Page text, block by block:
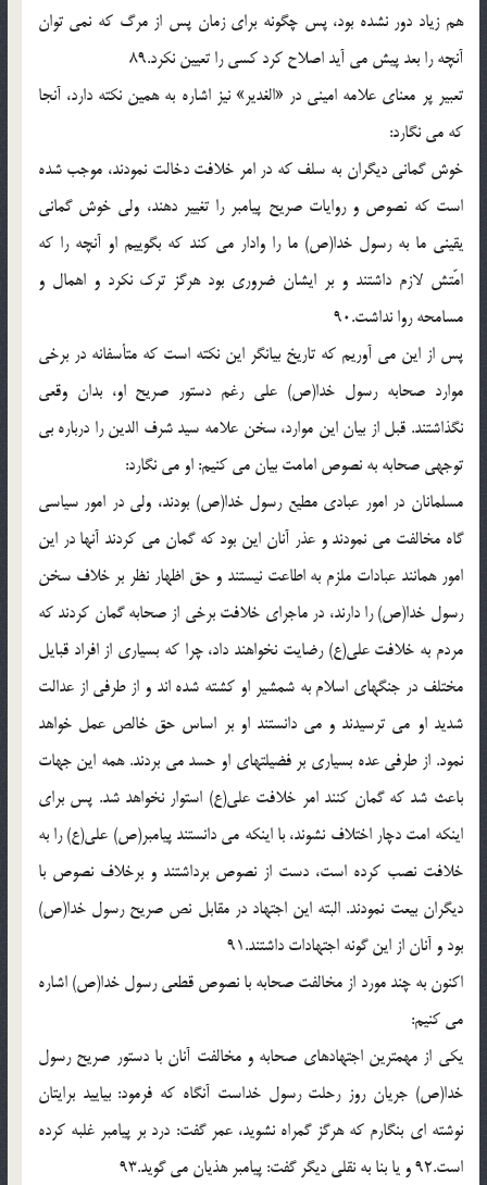
هم زياد دور نشده بود، پس چگونه براى زمان پس از مرگ كه نمى توان
آنچه را بعد پيش مى آيد اصلاح كرد كسى را تعيين نكرد.89
تعبير پر معناى علامه امينى در «الغدير» نيز اشاره به همين نكته دارد، آنجا
كه مى نگارد:
خوش گمانى ديگران به سلف كه در امر خلافت دخالت نمودند، موجب شده
است كه نصوص و روايات صريح پيامبر را تغيير دهند، ولى خوش گمانى
يقينى ما به رسول خدا(ص) ما را وادار مى كند كه بگوييم او آنچه را كه
امّتش لازم داشتند و بر ايشان ضرورى بود هرگز ترك نكرد و اهمال و
مسامحه روا نداشت.90
پس از اين مى آوريم كه تاريخ بيانگر اين نكته است كه متأسفانه در برخى
موارد صحابه رسول خدا(ص) على رغم دستور صريح او، بدان وقعى
نگذاشتند. قبل از بيان اين موارد، سخن علامه سيد شرف الدين را درباره بى
توجهى صحابه به نصوص امامت بيان مى كنيم: او مى نگارد:
مسلمانان در امور عبادى مطيع رسول خدا(ص) بودند، ولى در امور سياسى
گاه مخالفت مى نمودند و عذر آنان اين بود كه گمان مى كردند آنها در اين
امور همانند عبادات ملزم به اطاعت نيستند و حق اظهار نظر بر خلاف سخن
رسول خدا(ص) را دارند، در ماجراى خلافت برخى از صحابه گمان كردند كه
مردم به خلافت على(ع) رضايت نخواهند داد، چرا كه بسيارى از افراد قبايل
مختلف در جنگهاى اسلام به شمشير او كشته شده اند و از طرفى از عدالت
شديد او مى ترسيدند و مى دانستند او بر اساس حق خالص عمل خواهد
نمود. از طرفى عده بسيارى بر فضيلتهاى او حسد مى بردند. همه اين جهات
باعث شد كه گمان كنند امر خلافت على(ع) استوار نخواهد شد. پس براى
اينكه امت دچار اختلاف نشوند، با اينكه مى دانستند پيامبر(ص) على(ع) را به
خلافت نصب كرده است، دست از نصوص برداشتند و برخلاف نصوص با
ديگران بيعت نمودند. البته اين اجتهاد در مقابل نص صريح رسول خدا(ص)
بود و آنان از اين گونه اجتهادات داشتند.91
اكنون به چند مورد از مخالفت صحابه با نصوص قطعى رسول خدا(ص) اشاره
مى كنيم:
يكى از مهمترين اجتهادهاى صحابه و مخالفت آنان با دستور صريح رسول
خدا(ص) جريان روز رحلت رسول خداست آنگاه كه فرمود: بياييد برايتان
نوشته اى بنگارم كه هرگز گمراه نشويد، عمر گفت: درد بر پيامبر غلبه كرده
است.92 و يا بنا به نقلى ديگر گفت: پيامبر هذيان مى گويد.93